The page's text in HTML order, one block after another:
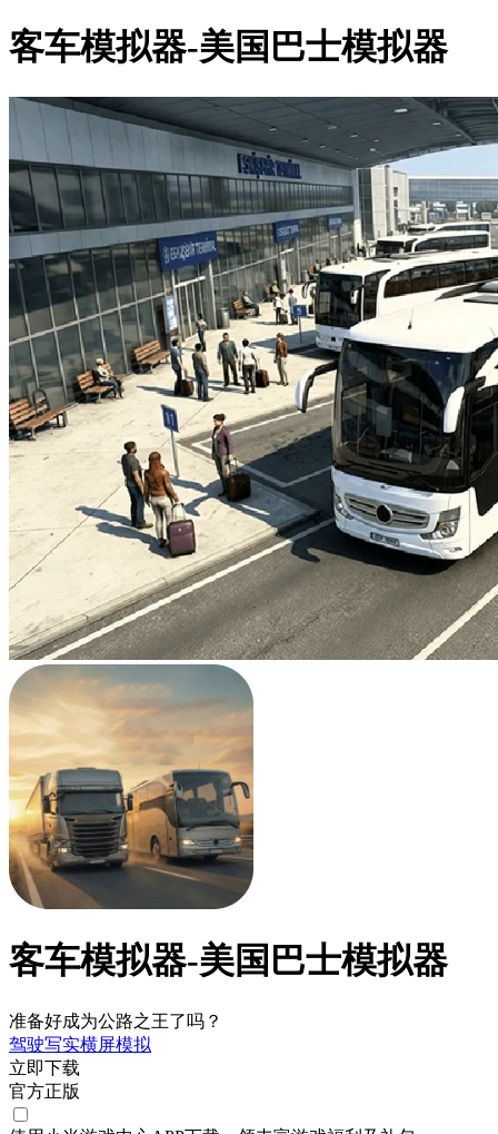
客车模拟器-美国巴士模拟器
客车模拟器-美国巴士模拟器
准备好成为公路之王了吗？
驾驶写实横屏模拟
立即下载
官方正版